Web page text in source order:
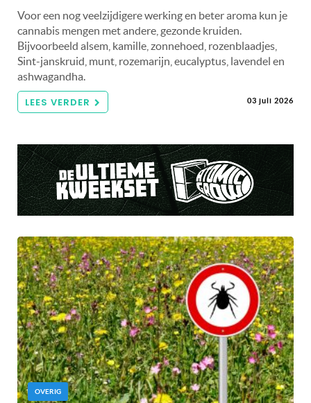
Voor een nog veelzijdigere werking en beter aroma kun je
cannabis mengen met andere, gezonde kruiden.
Bijvoorbeeld alsem, kamille, zonnehoed, rozenblaadjes,
Sint-janskruid, munt, rozemarijn, eucalyptus, lavendel en
ashwagandha.
LEES VERDER 03 juli 2026
OVERIG